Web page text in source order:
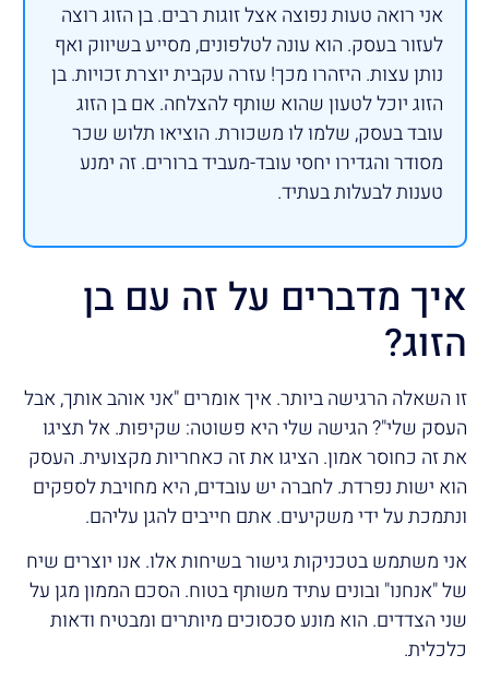
אני רואה טעות נפוצה אצל זוגות רבים. בן הזוג רוצה
לעזור בעסק. הוא עונה לטלפונים, מסייע בשיווק ואף
נותן עצות. היזהרו מכך! עזרה עקבית יוצרת זכויות. בן
הזוג יוכל לטעון שהוא שותף להצלחה. אם בן הזוג
עובד בעסק, שלמו לו משכורת. הוציאו תלוש שכר
מסודר והגדירו יחסי עובד-מעביד ברורים. זה ימנע
טענות לבעלות בעתיד.
איך מדברים על זה עם בן
הזוג?
זו השאלה הרגישה ביותר. איך אומרים "אני אוהב אותך, אבל
העסק שלי"? הגישה שלי היא פשוטה: שקיפות. אל תציגו
את זה כחוסר אמון. הציגו את זה כאחריות מקצועית. העסק
הוא ישות נפרדת. לחברה יש עובדים, היא מחויבת לספקים
ונתמכת על ידי משקיעים. אתם חייבים להגן עליהם.
אני משתמש בטכניקות גישור בשיחות אלו. אנו יוצרים שיח
של "אנחנו" ובונים עתיד משותף בטוח. הסכם הממון מגן על
שני הצדדים. הוא מונע סכסוכים מיותרים ומבטיח ודאות
כלכלית.